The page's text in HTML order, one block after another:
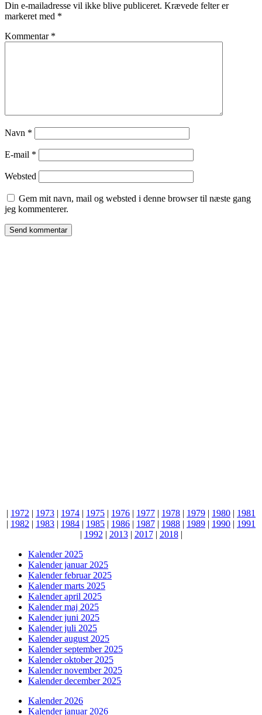
Din e-mailadresse vil ikke blive publiceret. Krævede felter er
markeret med *
Kommentar *
Navn *
E-mail *
Websted
Gem mit navn, mail og websted i denne browser til næste gang
jeg kommenterer.
| 1972 | 1973 | 1974 | 1975 | 1976 | 1977 | 1978 | 1979 | 1980 | 1981
| 1982 | 1983 | 1984 | 1985 | 1986 | 1987 | 1988 | 1989 | 1990 | 1991
| 1992 | 2013| 2017| 2018|
Kalender 2025
Kalender januar 2025
Kalender februar 2025
Kalender marts 2025
Kalender april 2025
Kalender maj 2025
Kalender juni 2025
Kalender juli 2025
Kalender august 2025
Kalender september 2025
Kalender oktober 2025
Kalender november 2025
Kalender december 2025
Kalender 2026
Kalender januar 2026